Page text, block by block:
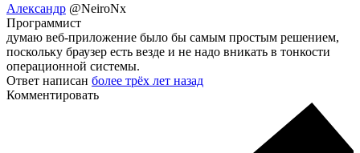
Александр @NeiroNx
Программист
думаю веб-приложение было бы самым простым решением,
поскольку браузер есть везде и не надо вникать в тонкости
операционной системы.
Ответ написан более трёх лет назад
Комментировать